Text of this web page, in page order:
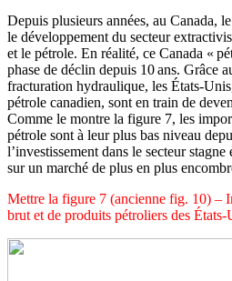
Depuis plusieurs années, au Canada,
le développement du secteur
et le pétrole. En réalité, ce Canada «
phase de déclin depuis 10 ans. Grâce
fracturation hydraulique, les États-
pétrole canadien, sont en train de
Comme le montre la figure 7, les
pétrole sont à leur plus bas niveau
l’investissement dans le secteur
sur un marché de plus en plus
Mettre la figure 7 (ancienne fig. 10) –
brut et de produits pétroliers des États-